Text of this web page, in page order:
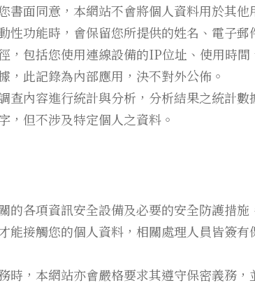
書面同意，本網站不會將個人資料用於其他
性功能時，會保留您所提供的姓名、電子郵
，包括您使用連線設備的IP位址、使用時
，此記錄為內部應用，決不對外公佈。
查內容進行統計與分析，分析結果之統計
，但不涉及特定個人之資料。
的各項資訊安全設備及必要的安全防護措
能接觸您的個人資料，相關處理人員皆簽有
時，本網站亦會嚴格要求其遵守保密義務